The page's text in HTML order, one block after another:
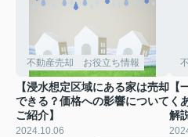
不動産売却 お役立ち情報
【浸水想定区域にある家は売却
できる？価格への影響について
ご紹介】
2024.10.06
【
く
解